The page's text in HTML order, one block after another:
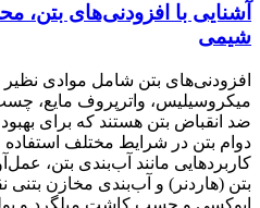
آشنایی با افزودنی‌های بتن،
شیمی
افزودنی‌های بتن شامل موادی نظیر
میکروسیلیس، واترپروف مایع،
ضد انقباض بتن هستند که برای
دوام بتن در شرایط مختلف استفاده
کاربردهایی مانند آب‌بندی بتن،
بتن (هاردنر) و آب‌بندی مخازن بتنی
اپوکسی و چسب کاشت میلگرد و